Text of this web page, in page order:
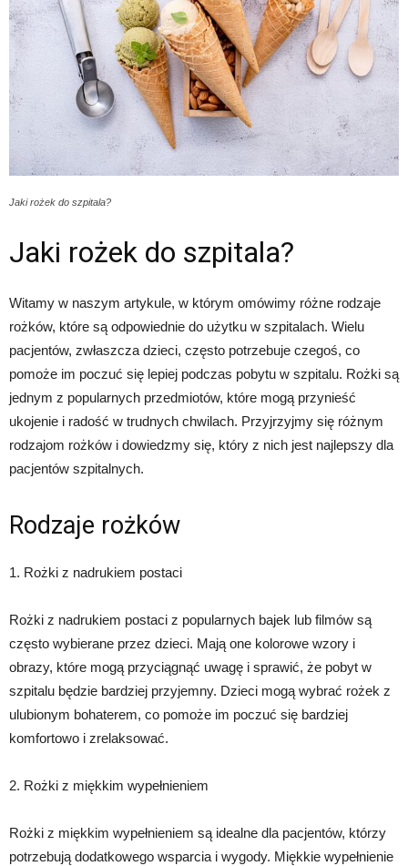
Jaki rożek do szpitala?
Jaki rożek do szpitala?
Witamy w naszym artykule, w którym omówimy różne rodzaje
rożków, które są odpowiednie do użytku w szpitalach. Wielu
pacjentów, zwłaszcza dzieci, często potrzebuje czegoś, co
pomoże im poczuć się lepiej podczas pobytu w szpitalu. Rożki są
jednym z popularnych przedmiotów, które mogą przynieść
ukojenie i radość w trudnych chwilach. Przyjrzyjmy się różnym
rodzajom rożków i dowiedzmy się, który z nich jest najlepszy dla
pacjentów szpitalnych.
Rodzaje rożków
1. Rożki z nadrukiem postaci
Rożki z nadrukiem postaci z popularnych bajek lub filmów są
często wybierane przez dzieci. Mają one kolorowe wzory i
obrazy, które mogą przyciągnąć uwagę i sprawić, że pobyt w
szpitalu będzie bardziej przyjemny. Dzieci mogą wybrać rożek z
ulubionym bohaterem, co pomoże im poczuć się bardziej
komfortowo i zrelaksować.
2. Rożki z miękkim wypełnieniem
Rożki z miękkim wypełnieniem są idealne dla pacjentów, którzy
potrzebują dodatkowego wsparcia i wygody. Miękkie wypełnienie